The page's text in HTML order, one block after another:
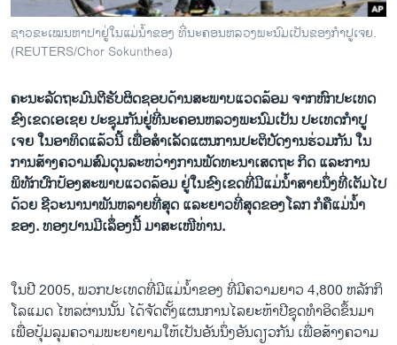
ພາສາອັງກິດ
ວີດີໂອ
ລາຍການກະຈາຍສຽງ
ລາຍງານ
ຕິດຕາມພວກເຮົາ ທີ່
ພາສາຕ່າງໆ
ຊາວຂະເໝນຫາປາຢູໃນແມນຂອງ ທນະຄອນຫລວງພະນົມເປັນຂອງກຳປູເຈຍ.
(REUTERS/Chor Sokunthea)
ຄະນະ​ລັດຖະມົນຕີ​ຮັບຜິດຊອບ​ດ້ານ​ສະພາບ​ແວດ​ລ້ອມ ຈາກ​ຫົກ​ປະ​ເທດ​
ຂົງ​ເຂດ​ເອເຊຍ ​ປະຊຸມ​ກັນ​ຢູ່​ທີ່​ນະຄອນ​ຫລວງ​ພະນົມ​ເປັນ ປະ​ເທດ​ກໍາປູ​
ເຈຍ ​ໃນ​ອາທິດ​ແລ້ວ​ນີ້ ເພື່ອ​​ສໍາ​ເລັດ​ແຜນການ​ປະຕິບັດ​ງານ​ຮ່ວມ​ກັນ ​ໃນ​
ການສ້າງ​ຄວາມ​ສົມ​ດຸນລະຫວ່າງ​ການພັດທະນາ​ເສດຖະ ກິດ ​ແລະ​ການ​
ພິທັກ​ປົກ​ປ້ອງ​ສະພາບ​ແວດ​ລ້ອມ ຢູ່​ໃນ​ຂົງ​ເຂດ​​ທີ່​ມີ​ແມ່​ນໍ້າ​ສາຍ​ນຶ່ງ​ທີ່​ເຕັມ​ໄປ​
ດ້ວຍ ຊີວະ​ນານາ​ພັນຫລາຍ​ທີ່​ສຸດ ​ແລະ​ຍາວ​ທີ່​ສຸດ​ຂອງ​ໂລກ ກໍ​ຄື​ແມ່​ນໍ້າ
ຂອງ. ທອງ​ປານມີ​ເລຶ່ອງນີ້ ມາສະ​ເໜີ​ທ່ານ​.
ໃນ​ປີ 2005, ພວກ​ປະ​ເທດທີ່​ມີແມ່​ນໍ້າຂອງ​ ທີ່ມີ​ຄວາມ​ຍາວ 4,800 ຫລັກ​ກິ​
ໂລ​ແມດ ໄຫລ​ຜ່ານນັ້ນ ​ໄດ້​ຈັດ​ຕັ້ງ​ແຜນການ​ໄລ​ຍະ​ຫ້າ​ປີຊຸດ​ທໍາ​ອິດ​ຂຶ້ນ​ມາ ​
ເພື່ອປຸ້ມລຸມຄວາມ​ພະຍາຍາມໃຫ້​ເປັນອັນ​ນຶ່ງ​ອັນ​ດຽວ​ກັນ ​ເພື່ອ​ສ້າງ​ຄວາມ​